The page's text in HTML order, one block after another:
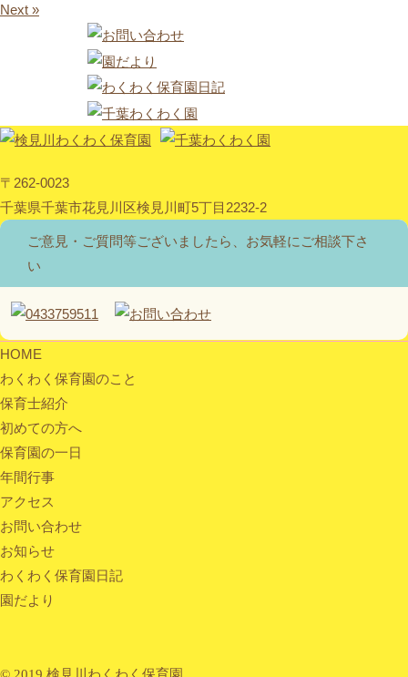
Next »
〒262-0023
千葉県千葉市花見川区検見川町5丁目2232-2
ご意見・ご質問等ございましたら、お気軽にご相談下さ
い
HOME
わくわく保育園のこと
保育士紹介
初めての方へ
保育園の一日
年間行事
アクセス
お問い合わせ
お知らせ
わくわく保育園日記
園だより